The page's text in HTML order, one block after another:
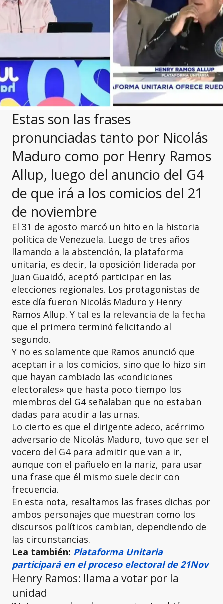
Estas son las frases
pronunciadas tanto por Nicolás
Maduro como por Henry Ramos
Allup, luego del anuncio del G4
de que irá a los comicios del 21
de noviembre
El 31 de agosto marcó un hito en la historia
política de Venezuela. Luego de tres años
llamando a la abstención, la plataforma
unitaria, es decir, la oposición liderada por
Juan Guaidó, aceptó participar en las
elecciones regionales. Los protagonistas de
este día fueron Nicolás Maduro y Henry
Ramos Allup. Y tal es la relevancia de la fecha
que el primero terminó felicitando al
segundo.
Y no es solamente que Ramos anunció que
aceptan ir a los comicios, sino que lo hizo sin
que hayan cambiado las «condiciones
electorales» que hasta poco tiempo los
miembros del G4 señalaban que no estaban
dadas para acudir a las urnas.
Lo cierto es que el dirigente adeco, acérrimo
adversario de Nicolás Maduro, tuvo que ser el
vocero del G4 para admitir que van a ir,
aunque con el pañuelo en la nariz, para usar
una frase que él mismo suele decir con
frecuencia.
En esta nota, resaltamos las frases dichas por
ambos personajes que muestran como los
discursos políticos cambian, dependiendo de
las circunstancias.
Lea también: Plataforma Unitaria
participará en el proceso electoral de 21Nov
Henry Ramos: llama a votar por la
unidad